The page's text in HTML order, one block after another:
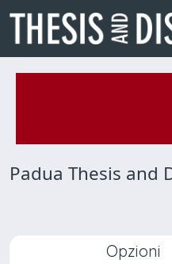
Padua Thesis and
Opzioni